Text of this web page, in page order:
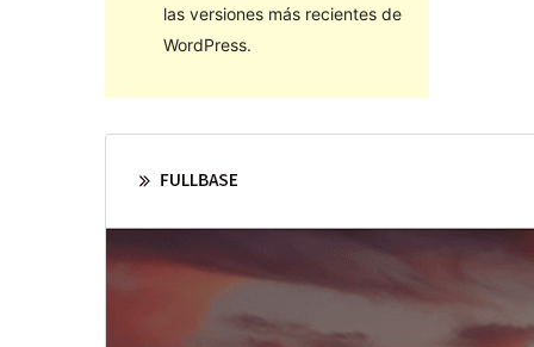
las versiones más recientes de
WordPress.